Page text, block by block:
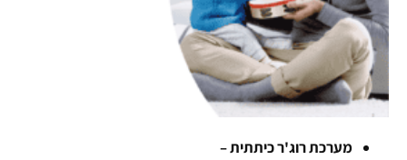
מערכת רוג'ר כיתתית –